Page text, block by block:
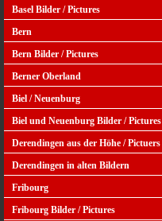
Basel Bilder / Pictures
Bern
Bern Bilder / Pictures
Berner Oberland
Biel / Neuenburg
Biel und Neuenburg Bilder / Pictures
Derendingen aus der Höhe / Pictuers
Derendingen in alten Bildern
Fribourg
Fribourg Bilder / Pictures